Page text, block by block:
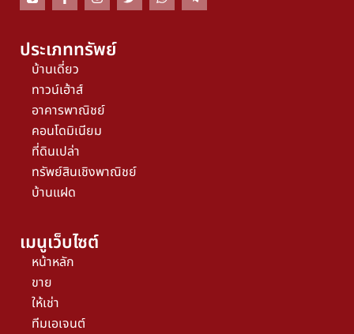
ประเภททรัพย์
บ้านเดี่ยว
ทาวน์เฮ้าส์
อาคารพาณิชย์
คอนโดมิเนียม
ที่ดินเปล่า
ทรัพย์สินเชิงพาณิชย์
บ้านแฝด
เมนูเว็บไซต์
หน้าหลัก
ขาย
ให้เช่า
ทีมเอเจนต์